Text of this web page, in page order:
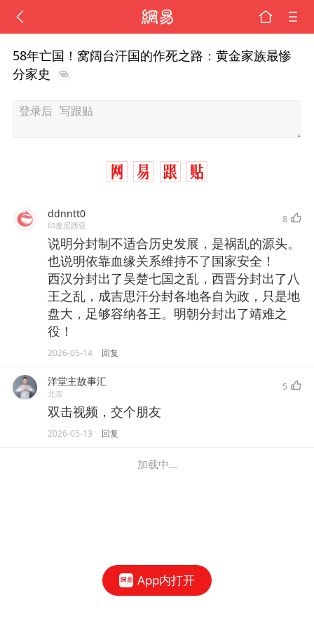
58年亡国！窝阔台汗国的作死之路：黄金家族最惨
分家史
ddnntt0
印度尼西亚
8
说明分封制不适合历史发展，是祸乱的源头。
也说明依靠血缘关系维持不了国家安全！
西汉分封出了吴楚七国之乱，西晋分封出了八
王之乱，成吉思汗分封各地各自为政，只是地
盘大，足够容纳各王。明朝分封出了靖难之
役！
2026-05-14 回复
洋堂主故事汇
北京
5
双击视频，交个朋友
2026-05-13 回复
加载中...
App内打开